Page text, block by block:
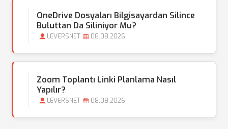
OneDrive Dosyaları Bilgisayardan Silince
Buluttan Da Siliniyor Mu?
LEVERSNET 08.08.2026
Zoom Toplantı Linki Planlama Nasıl
Yapılır?
LEVERSNET 08.08.2026